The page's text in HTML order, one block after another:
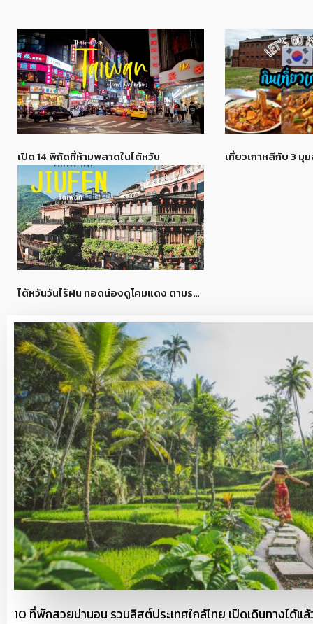
เปิด 14 พิกัดที่ห้ามพลาดในไต้หวัน
ไต้หวันวันไร้ฝน ทอดน่องดูโคมแดง ตามรอย Spirited Away ที่เมืองโบราณ ‘จิ่วเฟิ่น’ (九份)
10 ที่พักสวยน่านอน รวมลิสต์ประเทศใกล้ไทย เปิดเดินทางได้แ